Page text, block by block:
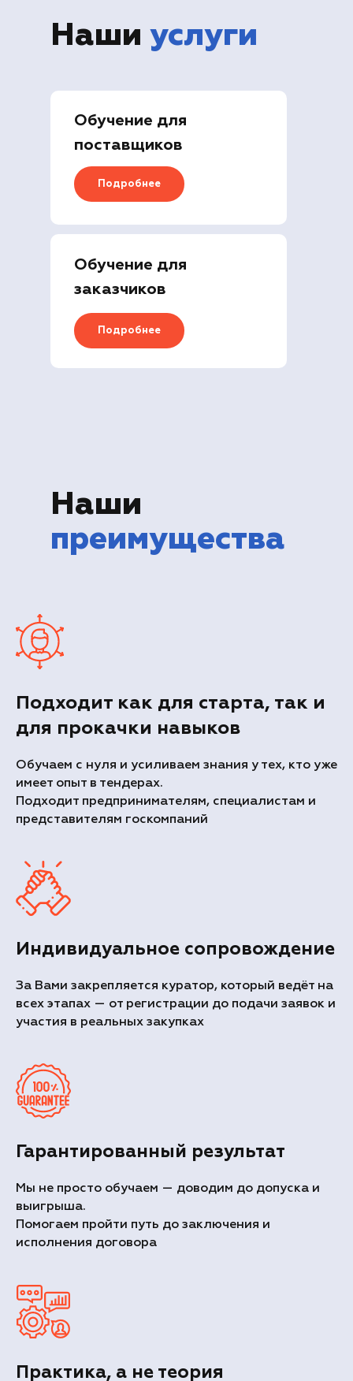
Наши услуги
Обучение для
поставщиков
Обучение для
заказчиков
Подробнее
Подробнее
Наши
преимущества
Подходит как для старта, так и
для прокачки навыков
Обучаем с нуля и усиливаем знания у тех, кто уже
имеет опыт в тендерах.
Подходит предпринимателям, специалистам и
представителям госкомпаний
Индивидуальное сопровождение
За Вами закрепляется куратор, который ведёт на
всех этапах — от регистрации до подачи заявок и
участия в реальных закупках
Гарантированный результат
Мы не просто обучаем — доводим до допуска и
выигрыша.
Помогаем пройти путь до заключения и
исполнения договора
Практика, а не теория